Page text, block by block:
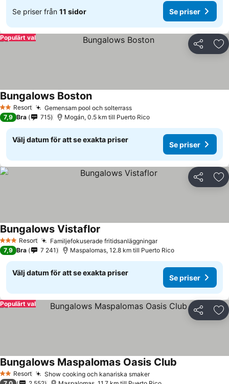
Se priser från 11 sidor Se priser
Dela
Populärt val
2 Stjärnor
Resort Gemensam pool och solterrass
Bungalows Boston
7,9 Bra 715 Mogán, 0.5 km till Puerto Rico
Välj datum för att se exakta priser
Se priser
Dela
3 StjärnorResort Familjefokuserade fritidsanläggningar
Bungalows Vistaflor
7,9 Bra 7 241 Maspalomas, 12.8 km till Puerto Rico
Välj datum för att se exakta priser
Se priser
Dela
Populärt val
2 Stjärnor
Resort Show cooking och kanariska smaker
Bungalows Maspalomas Oasis Club